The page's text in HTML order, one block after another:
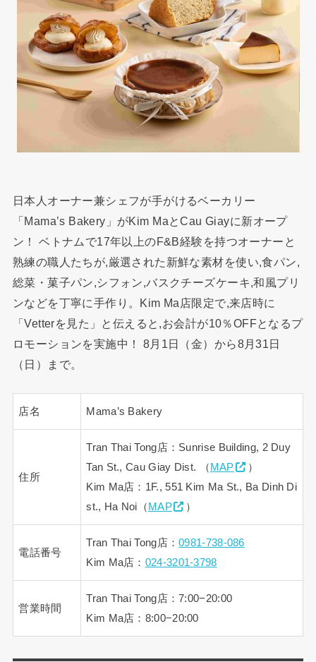
日本人オーナー兼シェフが手がけるベーカリー
「Mama’s Bakery」がKim MaとCau Giayに新オープ
ン！ ベトナムで17年以上のF&B経験を持つオーナーと
熟練の職人たちが,厳選された新鮮な素材を使い,食パン,
総菜・菓子パン,シフォン,バスクチーズケーキ,和風プリ
ンなどを丁寧に手作り。Kim Ma店限定で,来店時に
「Vetterを見た」と伝えると,お会計が10％OFFとなるプ
ロモーションを実施中！ 8月1日（金）から8月31日
（日）まで。
店名 Mama’s Bakery
住所
Tran Thai Tong店：Sunrise Building, 2 Duy
Tan St., Cau Giay Dist. （ MAP
）
Kim Ma店：1F., 551 Kim Ma St., Ba Dinh Di
st., Ha Noi（ MAP ）
電話番号
Tran Thai Tong店：0981-738-086
Kim Ma店： 024-3201-3798
営業時間
Tran Thai Tong店：7:00−20:00
Kim Ma店：8:00−20:00